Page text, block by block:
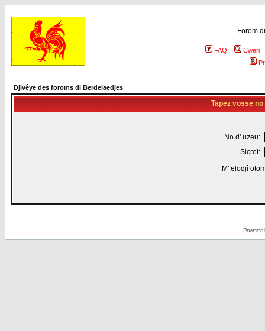
Forom
FAQ
Cweri
Djivêye des foroms di Berdelaedjes
Tapez vosse
No d' uzeu:
Sicret:
M' elodjî
Powered